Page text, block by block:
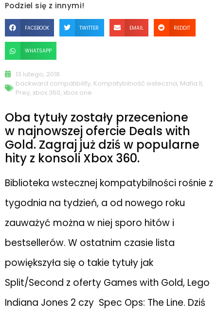
Podziel się z innymi!
FACEBOOK TWITTER EMAIL REDDIT
WHATSAPP
13 lutego, 2018
backward compatibility, Kompatybilność wsteczna, Mafia II,
Prey, xbox 360, xbox one
Oba tytuły zostały przecenione
w najnowszej ofercie Deals with
Gold. Zagraj już dziś w popularne
hity z konsoli Xbox 360.
Biblioteka wstecznej kompatybilności rośnie z
tygodnia na tydzień, a od nowego roku
zauważyć można w niej sporo hitów i
bestsellerów. W ostatnim czasie lista
powiększyła się o takie tytuły jak
Split/Second z oferty Games with Gold, Lego
Indiana Jones 2 czy Spec Ops: The Line. Dziś